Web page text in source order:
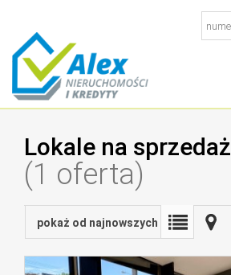
Lokale na sprzedaż
(1 oferta)
pokaż od najnowszych